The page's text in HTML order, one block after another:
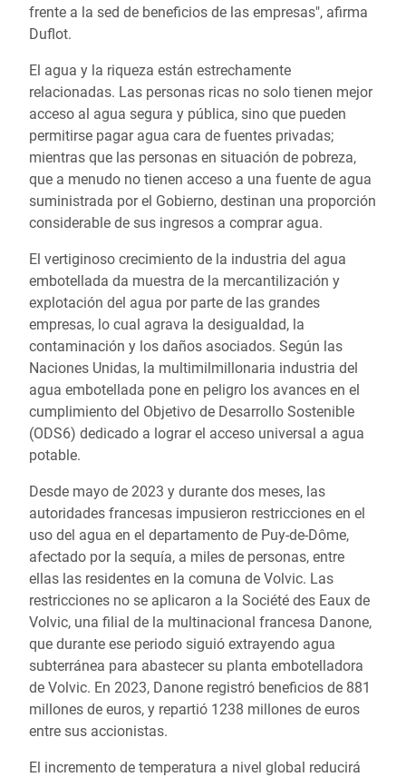
frente a la sed de beneficios de las empresas", afirma
Duflot.
El agua y la riqueza están estrechamente
relacionadas. Las personas ricas no solo tienen mejor
acceso al agua segura y pública, sino que pueden
permitirse pagar agua cara de fuentes privadas;
mientras que las personas en situación de pobreza,
que a menudo no tienen acceso a una fuente de agua
suministrada por el Gobierno, destinan una proporción
considerable de sus ingresos a comprar agua.
El vertiginoso crecimiento de la industria del agua
embotellada da muestra de la mercantilización y
explotación del agua por parte de las grandes
empresas, lo cual agrava la desigualdad, la
contaminación y los daños asociados. Según las
Naciones Unidas, la multimilmillonaria industria del
agua embotellada pone en peligro los avances en el
cumplimiento del Objetivo de Desarrollo Sostenible
(ODS6) dedicado a lograr el acceso universal a agua
potable.
Desde mayo de 2023 y durante dos meses, las
autoridades francesas impusieron restricciones en el
uso del agua en el departamento de Puy-de-Dôme,
afectado por la sequía, a miles de personas, entre
ellas las residentes en la comuna de Volvic. Las
restricciones no se aplicaron a la Société des Eaux de
Volvic, una filial de la multinacional francesa Danone,
que durante ese periodo siguió extrayendo agua
subterránea para abastecer su planta embotelladora
de Volvic. En 2023, Danone registró beneficios de 881
millones de euros, y repartió 1238 millones de euros
entre sus accionistas.
El incremento de temperatura a nivel global reducirá